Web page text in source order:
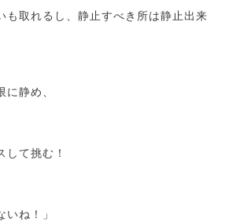
も取れるし、静止すべき所は静止出来
静め、
して挑む！
いね！」